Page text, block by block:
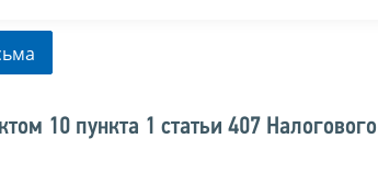
10 пункта 1 статьи 407 Налогового